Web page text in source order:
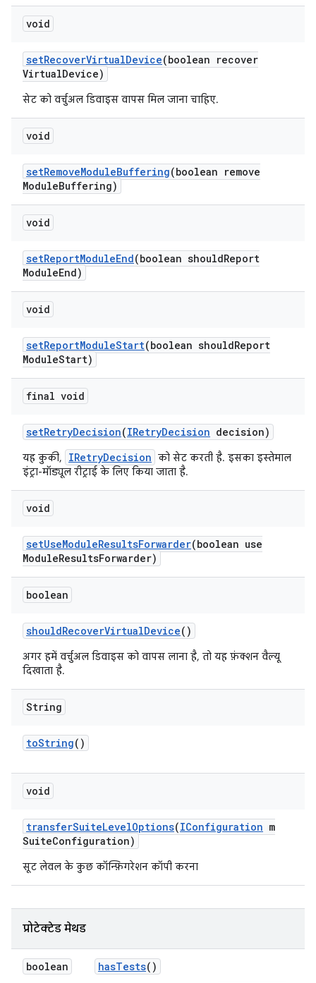
void
setRecoverVirtualDevice(boolean recover
VirtualDevice)
सेट को वर्चुअल डिवाइस वापस मिल जाना चाहिए.
void
setRemoveModuleBuffering(boolean remove
ModuleBuffering)
void
setReportModuleEnd(boolean shouldReport
ModuleEnd)
void
setReportModuleStart(boolean shouldReport
ModuleStart)
final void
setRetryDecision(IRetryDecision decision)
यह कुकी, IRetryDecision को सेट करती है. इसका इस्तेमाल
इंट्रा-मॉड्यूल रीट्राई के लिए किया जाता है.
void
setUseModuleResultsForwarder(boolean use
ModuleResultsForwarder)
boolean
shouldRecoverVirtualDevice()
अगर हमें वर्चुअल डिवाइस को वापस लाना है, तो यह फ़ंक्शन वैल्यू
दिखाता है.
String
toString()
void
transferSuiteLevelOptions(IConfiguration m
SuiteConfiguration)
सूट लेवल के कुछ कॉन्फ़िगरेशन कॉपी करना
प्रोटेक्टेड मेथड
boolean hasTests()